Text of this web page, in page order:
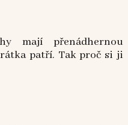
mají přenádhernou
patří. Tak proč si ji